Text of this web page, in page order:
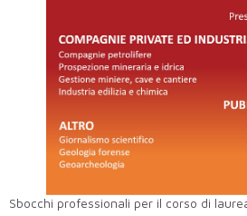
Sbocchi professionali per il corso di laurea